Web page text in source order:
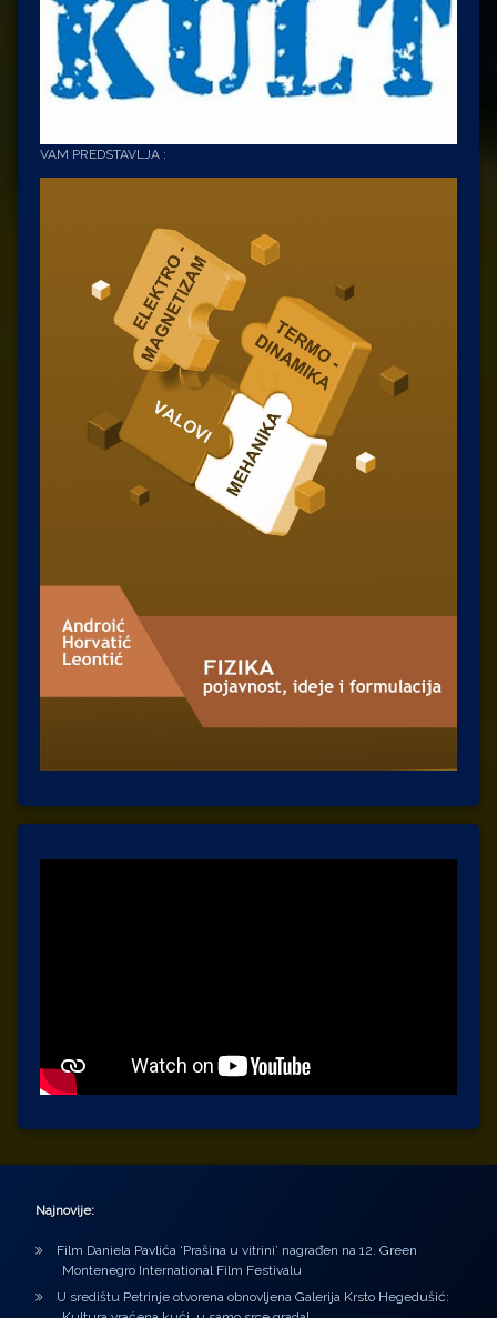
VAM PREDSTAVLJA :
Najnovije:
Film Daniela Pavlića ‘Prašina u vitrini’ nagrađen na 12. Green
Montenegro International Film Festivalu
U središtu Petrinje otvorena obnovljena Galerija Krsto Hegedušić: